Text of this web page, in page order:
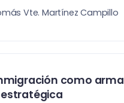
Vte. Martínez Campillo
como arma